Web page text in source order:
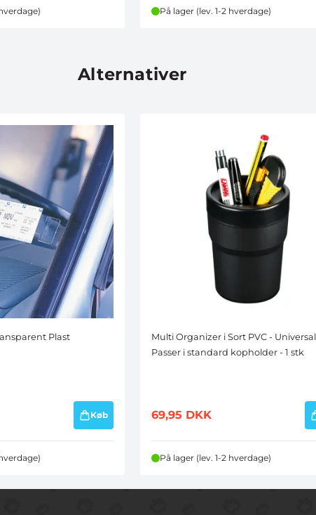
På lager (lev. 1-2 hverdage)
Alternativer
Plast
Køb
Multi Organizer i Sort PVC - Universal
Passer i standard kopholder - 1 stk
69,95 DKK
På lager (lev. 1-2 hverdage)